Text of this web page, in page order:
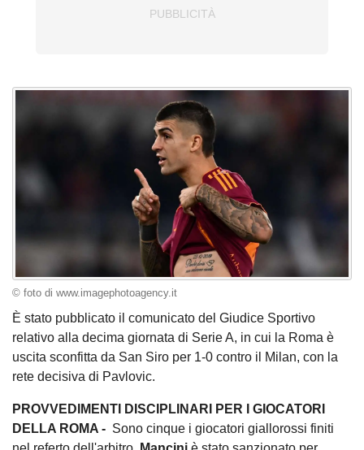
© foto di www.imagephotoagency.it
È stato pubblicato il comunicato del Giudice Sportivo
relativo alla decima giornata di Serie A, in cui la Roma è
uscita sconfitta da San Siro per 1-0 contro il Milan, con la
rete decisiva di Pavlovic.
PROVVEDIMENTI DISCIPLINARI PER I GIOCATORI
DELLA ROMA - Sono cinque i giocatori giallorossi finiti